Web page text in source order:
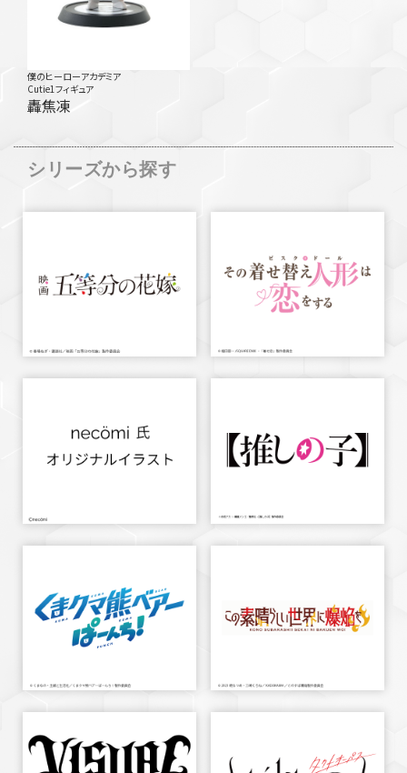
僕のヒーローアカデミア
Cutie1フィギュア
轟焦凍
シリーズから探す